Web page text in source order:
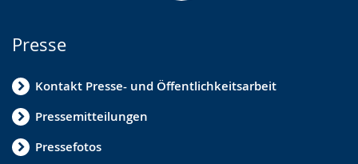
Presse
Kontakt Presse- und Öffentlichkeitsarbeit
Pressemitteilungen
Pressefotos